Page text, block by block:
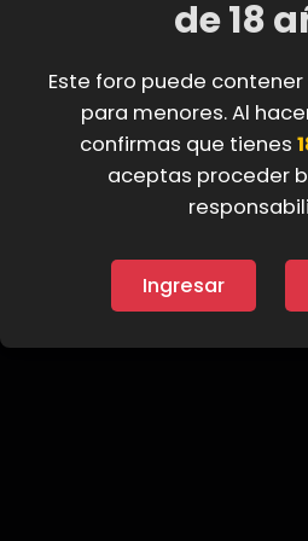
de 18
Este foro puede
para menores. Al
confirmas que tienes
aceptas proceder
Ingresar
No hay temas en este foro.
Debes iniciar sesión o